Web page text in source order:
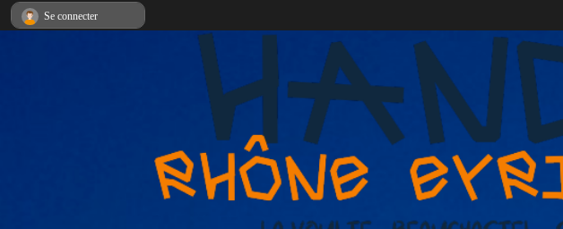
Se connecter
Panneau de gestion des cookies